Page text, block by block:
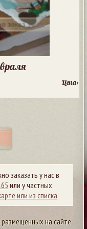
Цена:
заказать у нас в
или у частных
или из списка
на сайте